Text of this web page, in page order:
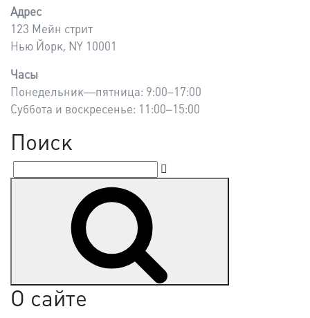
Адрес
123 Мейн стрит
Нью Йорк, NY 10001
Часы
Понедельник—пятница: 9:00–17:00
Суббота и воскресенье: 11:00–15:00
Поиск
Искать:
О сайте